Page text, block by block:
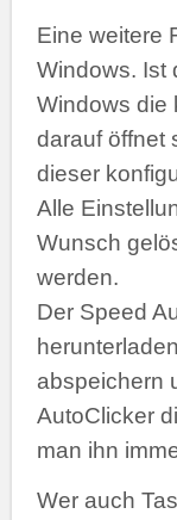
Eine weitere
Windows. Ist
Windows die
darauf öffnet
dieser
Alle
Wunsch
werden.
Der Speed
abspeichern
AutoClicker
man ihn
Wer auch